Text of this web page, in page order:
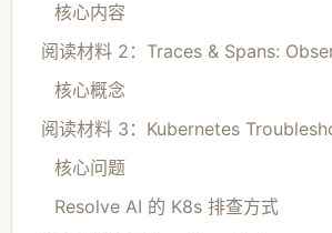
核心内容
阅读材料 2：Traces & Spans:
核心概念
阅读材料 3：Kubernetes
核心问题
Resolve AI 的 K8s 排查方式